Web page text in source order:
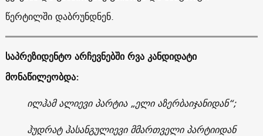
წერტილში დაბრუნდნენ.
საპრეზიდენტო არჩევნებში რვა კანდიდატი
მონაწილეობდა:
ილჰამ ალიევი პარტია „ელი აზერბაიჯანიდან“;
ჰუდრატ ჰასანგულიევი მმართველი პარტიიდან